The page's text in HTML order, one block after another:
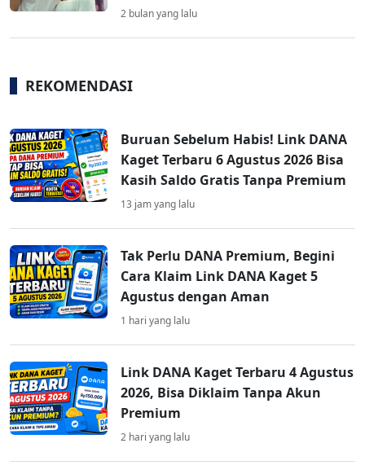
2 bulan yang lalu
REKOMENDASI
Buruan Sebelum Habis! Link DANA
Kaget Terbaru 6 Agustus 2026 Bisa
Kasih Saldo Gratis Tanpa Premium
13 jam yang lalu
Tak Perlu DANA Premium, Begini
Cara Klaim Link DANA Kaget 5
Agustus dengan Aman
1 hari yang lalu
Link DANA Kaget Terbaru 4 Agustus
2026, Bisa Diklaim Tanpa Akun
Premium
2 hari yang lalu